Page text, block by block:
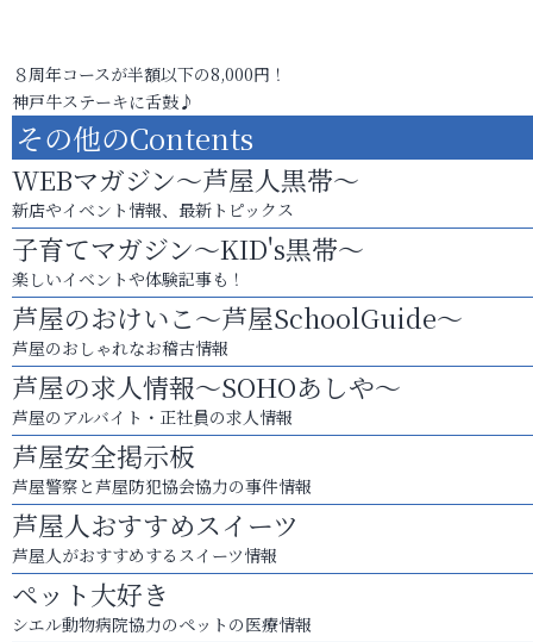
８周年コースが半額以下の8,000円！
神戸牛ステーキに舌鼓♪
その他のContents
WEBマガジン～芦屋人黒帯～
新店やイベント情報、最新トピックス
子育てマガジン～KID's黒帯～
楽しいイベントや体験記事も！
芦屋のおけいこ～芦屋SchoolGuide～
芦屋のおしゃれなお稽古情報
芦屋の求人情報～SOHOあしや～
芦屋のアルバイト・正社員の求人情報
芦屋安全掲示板
芦屋警察と芦屋防犯協会協力の事件情報
芦屋人おすすめスイーツ
芦屋人がおすすめするスイーツ情報
ペット大好き
シエル動物病院協力のペットの医療情報